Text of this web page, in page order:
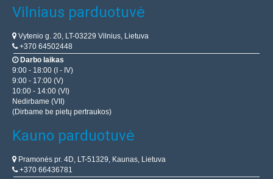
4.50€
Laikinai Neturime
Vilniaus parduotuvė
Vytenio g. 20, LT-03229 Vilnius, Lietuva
+370 64502448
Darbo laikas
9:00 - 18:00 (I - IV)
9:00 - 17:00 (V)
10:00 - 14:00 (VI)
Nedirbame (VII)
(Dirbame be pietų pertraukos)
Kauno parduotuvė
Pramonės pr. 4D, LT-51329, Kaunas, Lietuva
+370 66436781